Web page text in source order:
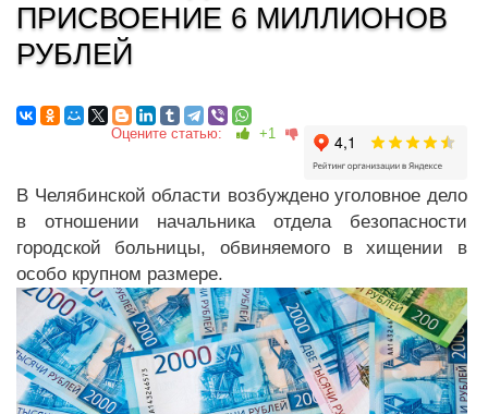
ПРИСВОЕНИЕ 6 МИЛЛИОНОВ
РУБЛЕЙ
Оцените статью: +1
В Челябинской области возбуждено уголовное дело
в отношении начальника отдела безопасности
городской больницы, обвиняемого в хищении в
особо крупном размере.